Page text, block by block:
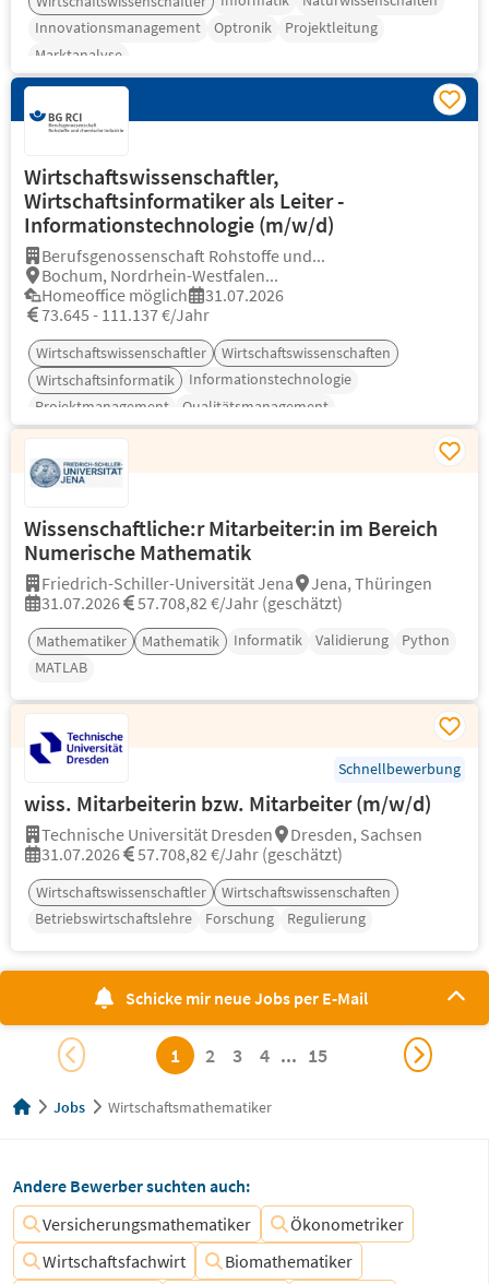
Innovationsmanagement
Optronik
Projektleitung
Marktanalyse
Wirtschaftswissenschaftler,
Wirtschaftsinformatiker als Leiter -
Informationstechnologie (m/w/d)
Berufsgenossenschaft Rohstoffe und...
Bochum, Nordrhein-Westfalen...
Homeoffice möglich
31.07.2026
73.645 - 111.137 €/Jahr
Wirtschaftswissenschaftler
Wirtschaftswissenschaften
Wirtschaftsinformatik
Informationstechnologie
Projektmanagement
Qualitätsmanagement
Prozessmanagement
Wissenschaftliche:r Mitarbeiter:in im Bereich
Numerische Mathematik
Friedrich-Schiller-Universität Jena
Jena, Thüringen
31.07.2026
57.708,82 €/Jahr (geschätzt)
Mathematiker Mathematik Informatik Validierung
Python
MATLAB
Schnellbewerbung
wiss. Mitarbeiterin bzw. Mitarbeiter (m/w/d)
Technische Universität Dresden
Dresden, Sachsen
31.07.2026
57.708,82 €/Jahr (geschätzt)
Wirtschaftswissenschaftler
Wirtschaftswissenschaften
Betriebswirtschaftslehre
Forschung Regulierung
Schicke mir neue Jobs per E-Mail
1 2 3 4 ... 15
Jobs Wirtschaftsmathematiker
Andere Bewerber suchten auch:
Versicherungsmathematiker
Ökonometriker
Wirtschaftsfachwirt
Biomathematiker